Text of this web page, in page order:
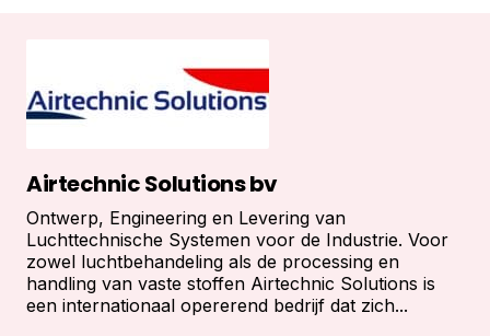
Airtechnic Solutions bv
Ontwerp, Engineering en Levering van
Luchttechnische Systemen voor de Industrie. Voor
zowel luchtbehandeling als de processing en
handling van vaste stoffen Airtechnic Solutions is
een internationaal opererend bedrijf dat zich...